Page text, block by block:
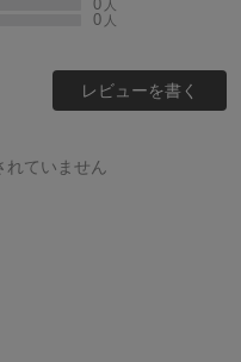
0 人
0 人
レビューを書く
れていません